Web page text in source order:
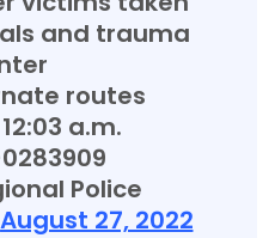
and trauma
routes
a.m.
Police
August 27, 2022